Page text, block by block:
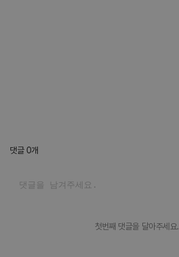
댓글 0개
첫번째 댓글을 달아주세요.